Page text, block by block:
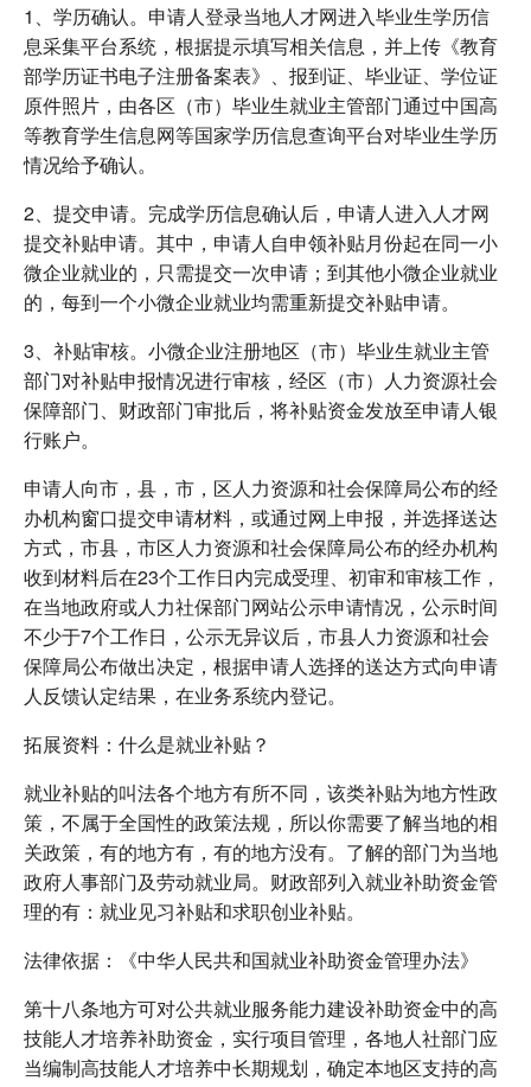
1、学历确认。申请人登录当地人才网进入毕业生学历信
息采集平台系统，根据提示填写相关信息，并上传《教育
部学历证书电子注册备案表》、报到证、毕业证、学位证
原件照片，由各区（市）毕业生就业主管部门通过中国高
等教育学生信息网等国家学历信息查询平台对毕业生学历
情况给予确认。
2、提交申请。完成学历信息确认后，申请人进入人才网
提交补贴申请。其中，申请人自申领补贴月份起在同一小
微企业就业的，只需提交一次申请；到其他小微企业就业
的，每到一个小微企业就业均需重新提交补贴申请。
3、补贴审核。小微企业注册地区（市）毕业生就业主管
部门对补贴申报情况进行审核，经区（市）人力资源社会
保障部门、财政部门审批后，将补贴资金发放至申请人银
行账户。
申请人向市，县，市，区人力资源和社会保障局公布的经
办机构窗口提交申请材料，或通过网上申报，并选择送达
方式，市县，市区人力资源和社会保障局公布的经办机构
收到材料后在23个工作日内完成受理、初审和审核工作，
在当地政府或人力社保部门网站公示申请情况，公示时间
不少于7个工作日，公示无异议后，市县人力资源和社会
保障局公布做出决定，根据申请人选择的送达方式向申请
人反馈认定结果，在业务系统内登记。
拓展资料：什么是就业补贴？
就业补贴的叫法各个地方有所不同，该类补贴为地方性政
策，不属于全国性的政策法规，所以你需要了解当地的相
关政策，有的地方有，有的地方没有。了解的部门为当地
政府人事部门及劳动就业局。财政部列入就业补助资金管
理的有：就业见习补贴和求职创业补贴。
法律依据：《中华人民共和国就业补助资金管理办法》
第十八条地方可对公共就业服务能力建设补助资金中的高
技能人才培养补助资金，实行项目管理，各地人社部门应
当编制高技能人才培养中长期规划，确定本地区支持的高